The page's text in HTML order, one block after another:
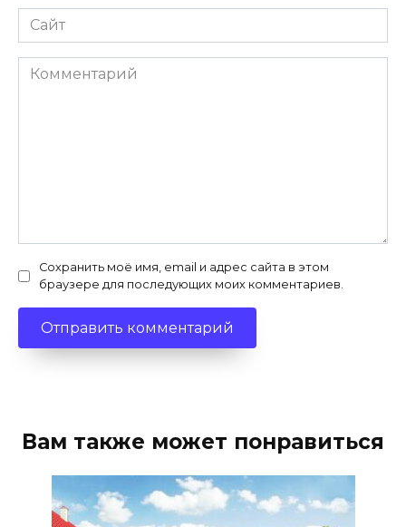
Сайт
Комментарий
Сохранить моё имя, email и адрес сайта в этом
браузере для последующих моих комментариев.
Вам также может понравиться